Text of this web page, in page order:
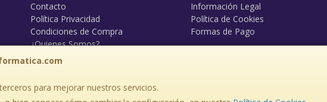
para mejorar nuestros servicios.
Contacto
Información Legal
Política Privacidad
Política de Cookies
Condiciones de Compra
Formas de Pago
¿Quienes Somos?